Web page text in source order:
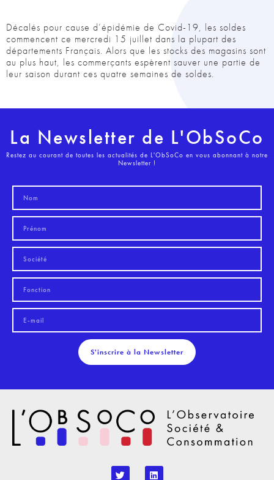
Décalés pour cause d’épidémie de Covid-19, les soldes
commencent ce mercredi 15 juillet dans la plupart des
départements Français. Alors que les stocks des magasins sont
au plus haut, les commerçants espèrent sauver une partie de
leur saison durant ces quatre semaines de soldes.
La Newsletter de L'ObSoCo
Restez au courant de toutes les actualités de L'ObSoCo en vous abonnant à notre
Newsletter !
S'inscrire à la Newsletter